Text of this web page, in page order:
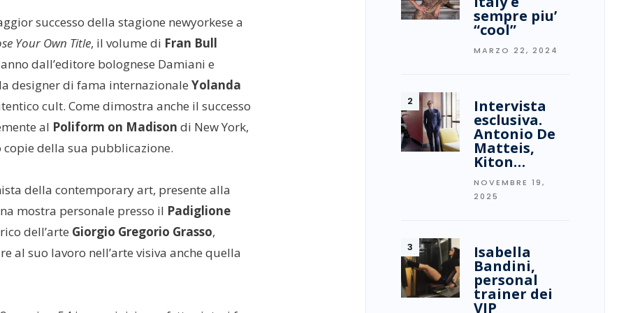
successo della stagione newyorkese a
Your Own Title, il volume di Fran Bull
dall’editore bolognese Damiani e
designer di fama internazionale Yolanda
cult. Come dimostra anche il successo
al Poliform on Madison di New York,
della sua pubblicazione.
della contemporary art, presente alla
mostra personale presso il Padiglione
dell’arte Giorgio Gregorio Grasso,
al suo lavoro nell’arte visiva anche quella
sempre piu’
“cool”
MARZO 22, 2024
Intervista
esclusiva.
Antonio De
Matteis,
Kiton…
NOVEMBRE 19,
2025
Isabella
Bandini,
personal
trainer dei
VIP